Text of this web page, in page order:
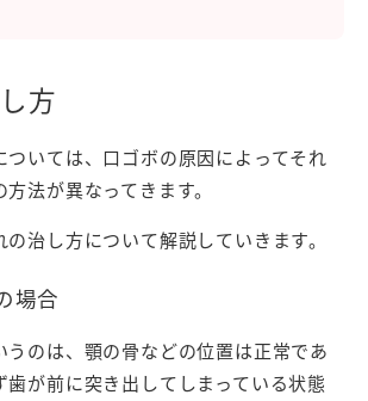
方
ついては、口ゴボの原因によってそれ
法が異なってきます。
治し方について解説していきます。
場合
うのは、顎の骨などの位置は正常であ
歯が前に突き出してしまっている状態